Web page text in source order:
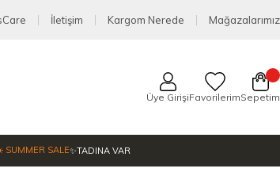
İletişim Kargom Nerede Mağazalarımız
Üye GirişiFavorilerimSepetim
SUMMER SALE✨TADINA VAR